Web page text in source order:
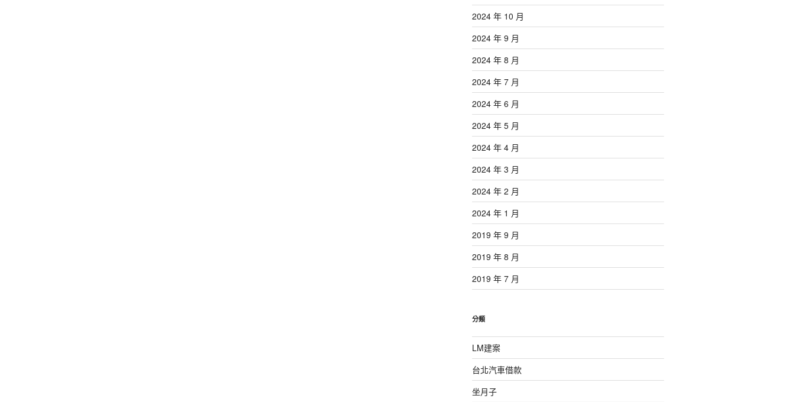
2024 年 10 月
2024 年 9 月
2024 年 8 月
2024 年 7 月
2024 年 6 月
2024 年 5 月
2024 年 4 月
2024 年 3 月
2024 年 2 月
2024 年 1 月
2019 年 9 月
2019 年 8 月
2019 年 7 月
分類
LM建案
台北汽車借款
坐月子